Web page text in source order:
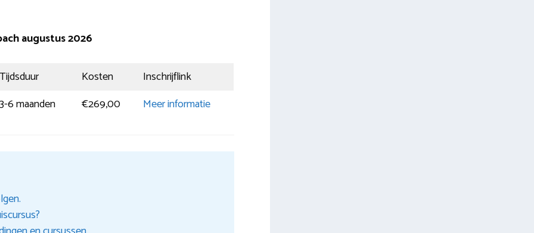
augustus 2026
Kosten
Inschrijflink
6 maanden
€269,00 Meer informatie